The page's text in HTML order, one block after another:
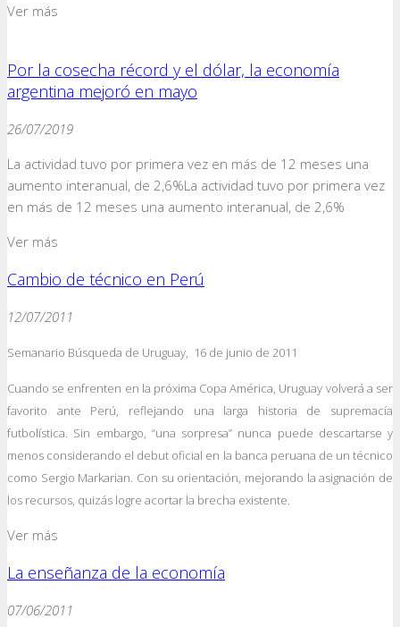
Ver más
Por la cosecha récord y el dólar, la economía
argentina mejoró en mayo
26/07/2019
La actividad tuvo por primera vez en más de 12 meses una
aumento interanual, de 2,6%La actividad tuvo por primera vez
en más de 12 meses una aumento interanual, de 2,6%
Ver más
Cambio de técnico en Perú
12/07/2011
Semanario Búsqueda de Uruguay, 16 de junio de 2011
Cuando se enfrenten en la próxima Copa América, Uruguay volverá a ser
favorito ante Perú, reflejando una larga historia de supremacía
futbolística. Sin embargo, “una sorpresa” nunca puede descartarse y
menos considerando el debut oficial en la banca peruana de un técnico
como Sergio Markarian. Con su orientación, mejorando la asignación de
los recursos, quizás logre acortar la brecha existente.
Ver más
La enseñanza de la economía
07/06/2011